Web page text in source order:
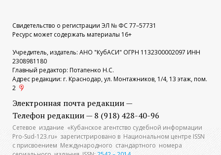
Свидетельство о регистрации ЭЛ № ФС 77–57731
Ресурс может содержать материалы 16+
Учредитель, издатель: АНО "КубАСИ" ОГРН 1132300002097 ИНН
2308981180
Главный редактор: Потапенко Н.С.
Адрес редакции: г. Краснодар, ул. Монтажников, 1/4, 13 этаж, пом.
2
Электронная почта редакции —
Телефон редакции — 8 (918) 428-40-96
Сетевое издание «Кубанское агентство судебной информации
Pro-Sud-123.ru» зарегистрировано в Национальном центре ISSN
с присвоением Международного стандартного номера